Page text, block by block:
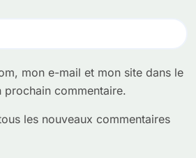
mon e-mail et mon site dans le
commentaire.
les nouveaux commentaires